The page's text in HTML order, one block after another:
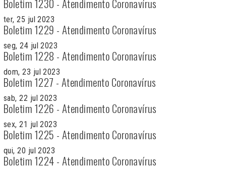
Boletim 1230 - Atendimento Coronavírus
ter, 25 jul 2023
Boletim 1229 - Atendimento Coronavírus
seg, 24 jul 2023
Boletim 1228 - Atendimento Coronavírus
dom, 23 jul 2023
Boletim 1227 - Atendimento Coronavírus
sab, 22 jul 2023
Boletim 1226 - Atendimento Coronavírus
sex, 21 jul 2023
Boletim 1225 - Atendimento Coronavírus
qui, 20 jul 2023
Boletim 1224 - Atendimento Coronavírus